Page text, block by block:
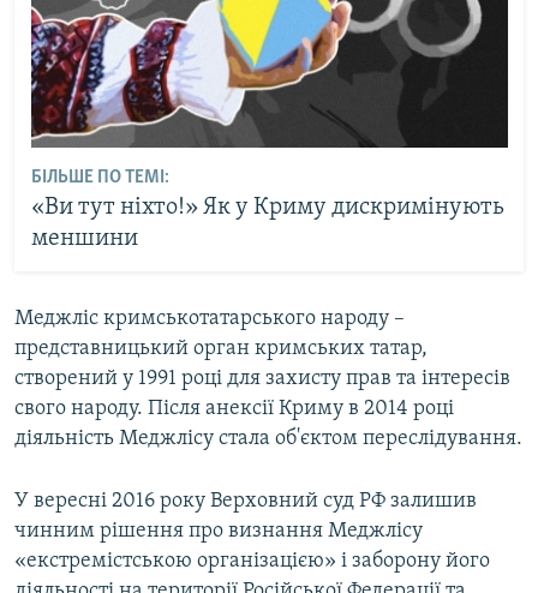
БІЛЬШЕ ПО ТЕМІ:
«Ви тут ніхто!» Як у Криму дискримінують
меншини
Меджліс кримськотатарського народу –
представницький орган кримських татар,
створений у 1991 році для захисту прав та інтересів
свого народу. Після анексії Криму в 2014 році
діяльність Меджлісу стала об'єктом переслідування.
У вересні 2016 року Верховний суд РФ залишив
чинним рішення про визнання Меджлісу
«екстремістською організацією» і заборону його